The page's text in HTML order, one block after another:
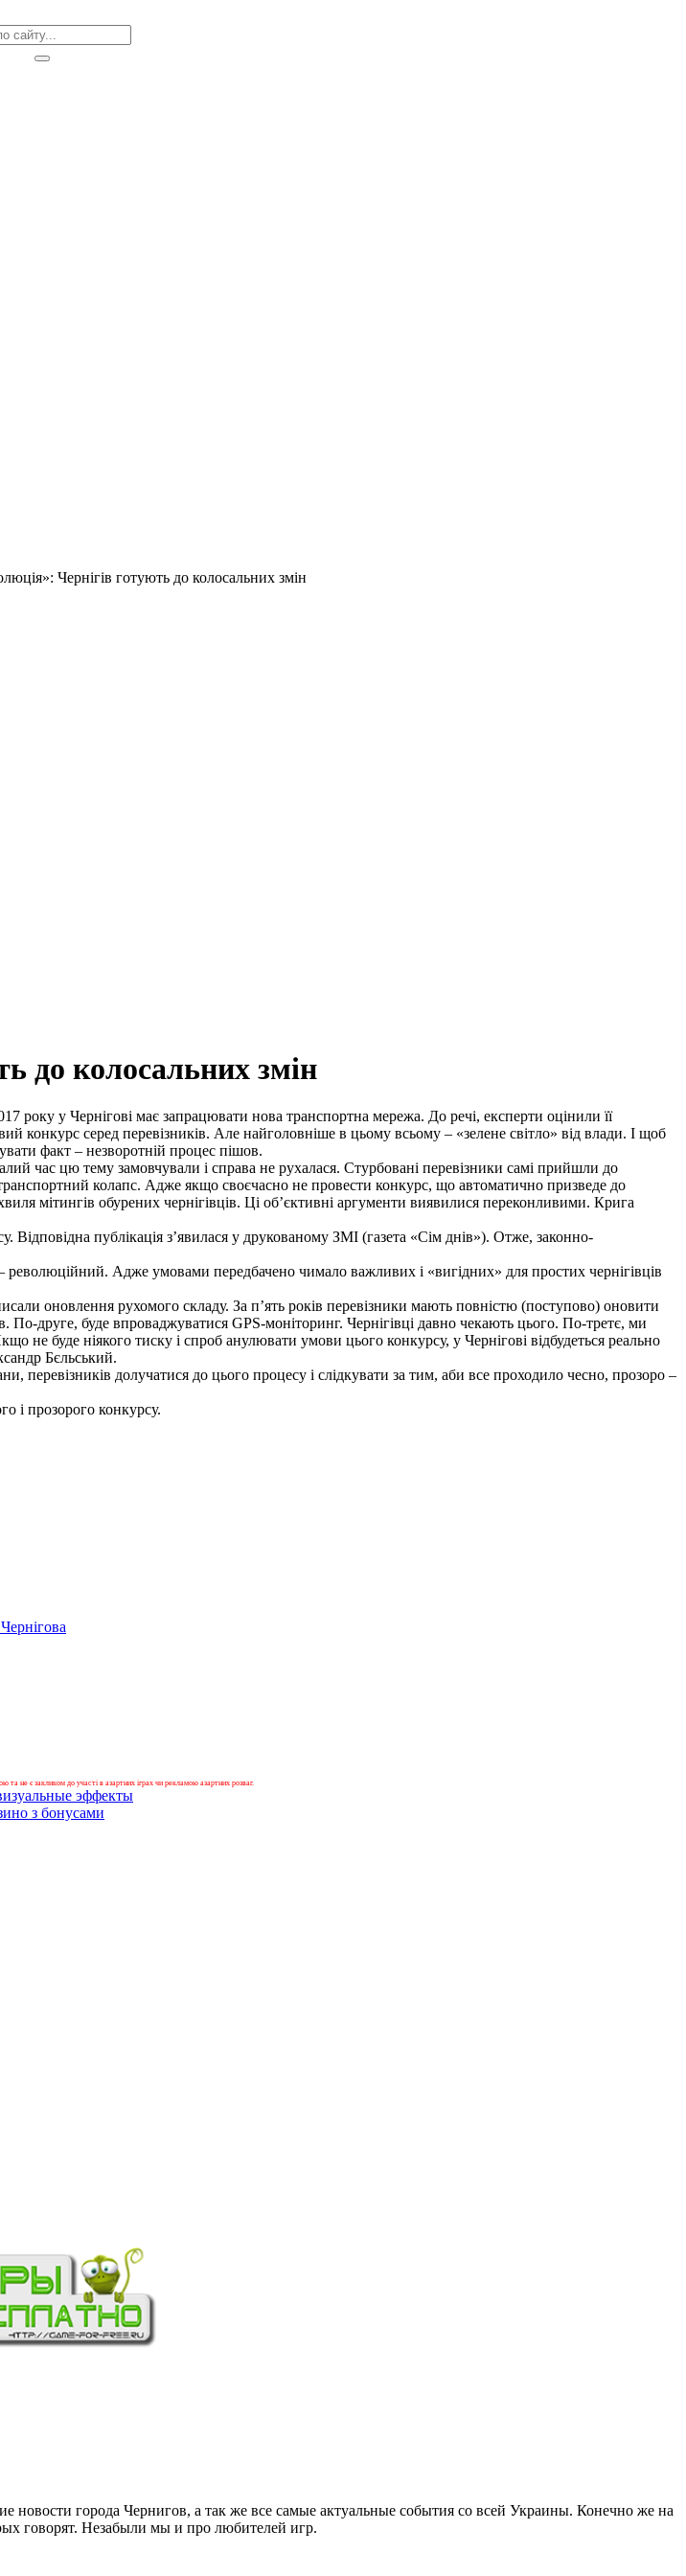
Чернігів готують до колосальних змін
до колосальних змін
року у Чернігові має запрацювати нова транспортна мережа. До речі, експерти оцінили її
конкурс серед перевізників. Але найголовніше в цьому всьому – «зелене світло» від влади. І щоб
факт – незворотній процес пішов.
час цю тему замовчували і справа не рухалася. Стурбовані перевізники самі прийшли до
колапс. Адже якщо своєчасно не провести конкурс, що автоматично призведе до
мітингів обурених чернігівців. Ці об’єктивні аргументи виявилися переконливими. Крига
Відповідна публікація з’явилася у друкованому ЗМІ (газета «Сім днів»). Отже, законно-
Адже умовами передбачено чимало важливих і «вигідних» для простих чернігівців
оновлення рухомого складу. За п’ять років перевізники мають повністю (поступово) оновити
друге, буде впроваджуватися GPS-моніторинг. Чернігівці давно чекають цього. По-третє, ми
не буде ніякого тиску і спроб анулювати умови цього конкурсу, у Чернігові відбудеться реально
Бєльський.
перевізників долучатися до цього процесу і слідкувати за тим, аби все проходило чесно, прозоро –
і прозорого конкурсу.
не є закликом до участі в азартних іграх чи рекламою азартних розваг.
з бонусами
новости города Чернигов, а так же все самые актуальные события со всей Украины. Конечно же на
говорят. Незабыли мы и про любителей игр.